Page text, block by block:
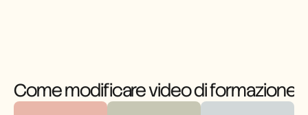
Come modificare video di formazione